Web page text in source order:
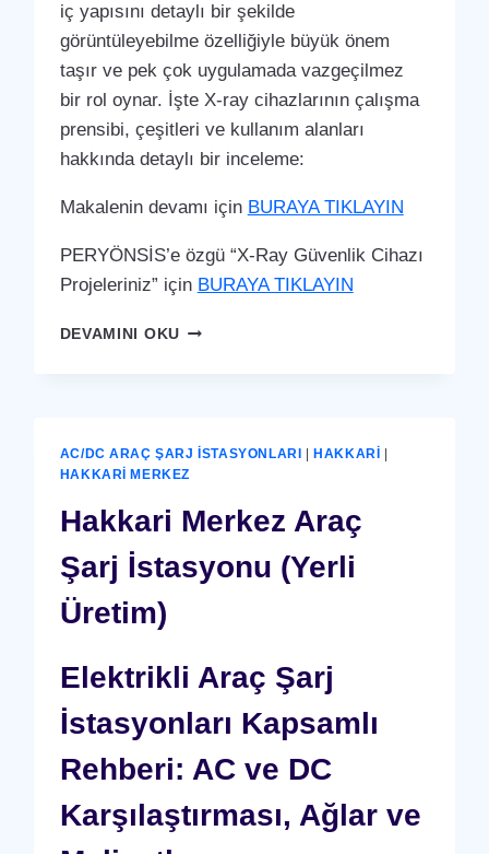
iç yapısını detaylı bir şekilde
görüntüleyebilme özelliğiyle büyük önem
taşır ve pek çok uygulamada vazgeçilmez
bir rol oynar. İşte X-ray cihazlarının çalışma
prensibi, çeşitleri ve kullanım alanları
hakkında detaylı bir inceleme:
Makalenin devamı için BURAYA TIKLAYIN
PERYÖNSİS’e özgü “X-Ray Güvenlik Cihazı
Projeleriniz” için BURAYA TIKLAYIN
DEVAMINI OKUHAKKARI
CIHAZI
AC/DC ARAÇ ŞARJ İSTASYONLARI HAKKARI
HAKKARI MERKEZ
Hakkari Merkez Araç
Şarj İstasyonu (Yerli
Üretim)
Elektrikli Araç Şarj
İstasyonları Kapsamlı
Rehberi: AC ve DC
Karşılaştırması, Ağlar ve